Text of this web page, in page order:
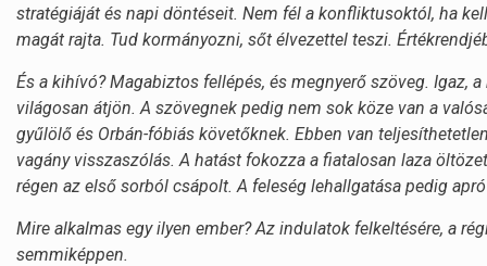
stratégiáját és napi döntéseit. Nem fél a konfliktusoktól, ha
magát rajta. Tud kormányozni, sőt élvezettel teszi.
És a kihívó? Magabiztos fellépés, és megnyerő szöveg. Igaz,
világosan átjön. A szövegnek pedig nem sok köze van a
gyűlölő és Orbán-fóbiás követőknek. Ebben van
vagány visszaszólás. A hatást fokozza a fiatalosan laza
régen az első sorból csápolt. A feleség lehallgatása pedig
Mire alkalmas egy ilyen ember? Az indulatok felkeltésére, a
semmiképpen.